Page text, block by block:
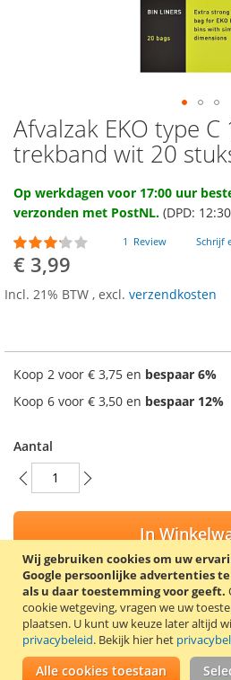
Wij gebruiken cookies om uw
Google persoonlijke advertenties
als u daar toestemming voor geeft.
cookie wetgeving, vragen we uw
plaatsen. U kunt uw keuze later altijd
privacybeleid. Bekijk hier het
Alle cookies toestaan
Ga
naar
het
van
de
afbeeldingen-
gallerij
Afvalzak EKO type
trekband wit 20
Op werkdagen voor 17:00 uur
verzonden met PostNL. (DPD:
Waardering:
60
% of100
1 Review Schrijf
€ 3,99
Incl. 21% BTW , excl. verzendkosten
Koop 2 voor € 3,75 en bespaar 6%
Koop 6 voor € 3,50 en bespaar 12%
Aantal
In
VOEG TOE AAN
TOEVOEGEN OM TE